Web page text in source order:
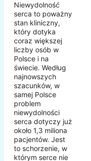
Niewydolność
serca to poważny
stan kliniczny,
który dotyka
coraz większej
liczby osób w
Polsce i na
świecie. Według
najnowszych
szacunków, w
samej Polsce
problem
niewydolności
serca dotyczy już
około 1,3 miliona
pacjentów. Jest
to schorzenie, w
którym serce nie